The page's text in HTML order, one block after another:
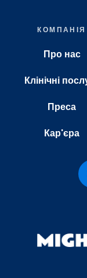
КОМПАНІЯ
Про нас
Клінічні
Преса
Кар'єра